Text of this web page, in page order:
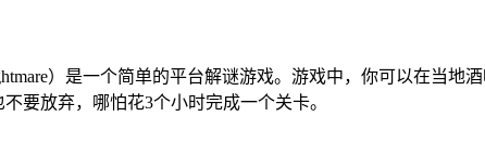
）是一个简单的平台解谜游戏。游戏中，你可以在当
要放弃，哪怕花3个小时完成一个关卡。